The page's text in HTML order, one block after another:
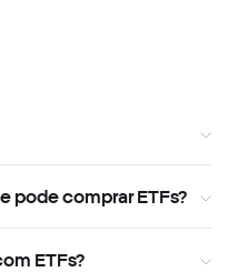
pode comprar ETFs?
ETFs?